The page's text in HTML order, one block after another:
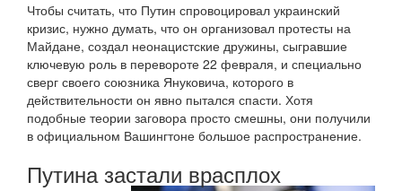
Чтобы считать, что Путин спровоцировал украинский
кризис, нужно думать, что он организовал протесты на
Майдане, создал неонацистские дружины, сыгравшие
ключевую роль в перевороте 22 февраля, и специально
сверг своего союзника Януковича, которого в
действительности он явно пытался спасти. Хотя
подобные теории заговора просто смешны, они получили
в официальном Вашингтоне большое распространение.
Путина застали врасплох